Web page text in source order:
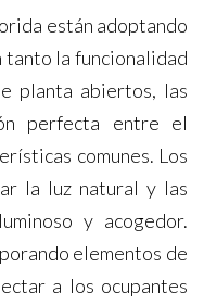
están adoptando
tanto la funcionalidad
planta abiertos, las
perfecta entre el
comunes. Los
la luz natural y las
y acogedor.
elementos de
a los ocupantes